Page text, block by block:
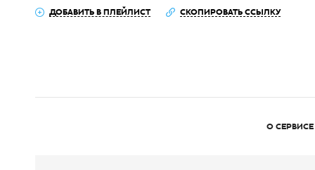
ДОБАВИТЬ В ПЛЕЙЛИСТ СКОПИРОВАТЬ ССЫЛКУ
О СЕРВИСЕ